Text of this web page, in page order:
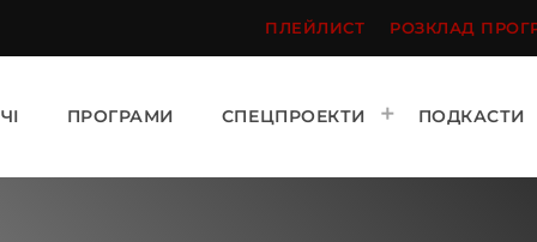
ПЛЕЙЛИСТ РОЗКЛАД
ПРОГРАМИ СПЕЦПРОЕКТИ ПОДКАСТИ